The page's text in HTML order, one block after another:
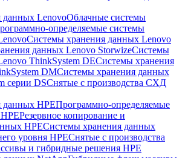
данных LenovoОблачные системы
определяемые системы
Системы хранения данных Lenovo
данных Lenovo StorwizeСистемы
ThinkSystem DEСистемы хранения
DMСистемы хранения данных
серии DSСнятые с производства СХД
данных HPEПрограммно-определяемые
Резервное копирование и
HPEСистемы хранения данных
уровня HPEСнятые с производства
и гибридные решения HPE